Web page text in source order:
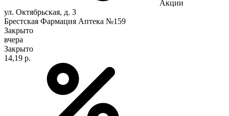
Акции
ул. Октябрьская, д. 3
Брестская Фармация Аптека №159
Закрыто
вчера
Закрыто
14,19 р.